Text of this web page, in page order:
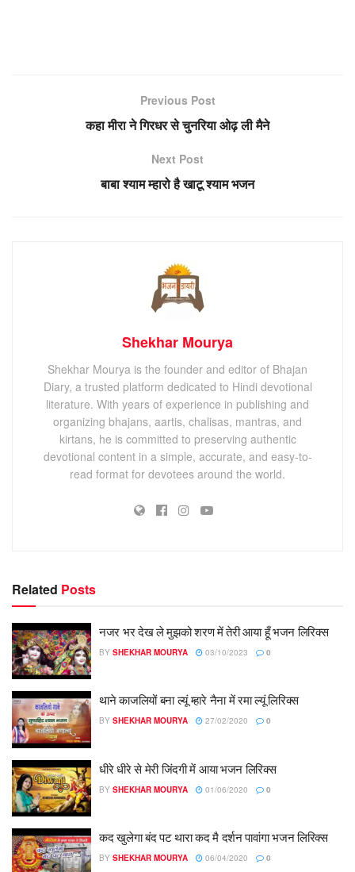
Previous Post
कहा मीरा ने गिरधर से चुनरिया ओढ़ ली मैने
Next Post
बाबा श्याम म्हारो है खाटू श्याम भजन
Shekhar Mourya
Shekhar Mourya is the founder and editor of Bhajan
Diary, a trusted platform dedicated to Hindi devotional
literature. With years of experience in publishing and
organizing bhajans, aartis, chalisas, mantras, and
kirtans, he is committed to preserving authentic
devotional content in a simple, accurate, and easy-to-
read format for devotees around the world.
Related Posts
नजर भर देख ले मुझको शरण में तेरी आया हूँ भजन लिरिक्स
BY SHEKHAR MOURYA 03/10/2023 0
थाने काजलियों बना ल्यूं म्हारे नैना में रमा ल्यूं लिरिक्स
BY SHEKHAR MOURYA 27/02/2020 0
धीरे धीरे से मेरी जिंदगी में आया भजन लिरिक्स
BY SHEKHAR MOURYA 01/06/2020 0
कद खुलेगा बंद पट थारा कद मै दर्शन पावांगा भजन लिरिक्स
BY SHEKHAR MOURYA 06/04/2020 0